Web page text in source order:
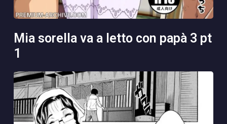
mia sorella va a letto con papà 3 pt
1